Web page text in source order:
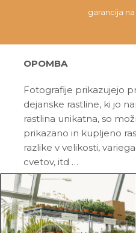
garancija
OPOMBA
Fotografije prikazujejo
dejanske rastline, ki jo
rastlina unikatna, so
prikazano in kupljeno
razlike v velikosti,
cvetov, itd …
Pred pošiljanjem vse
pregledamo in
zdrave in čim bolj